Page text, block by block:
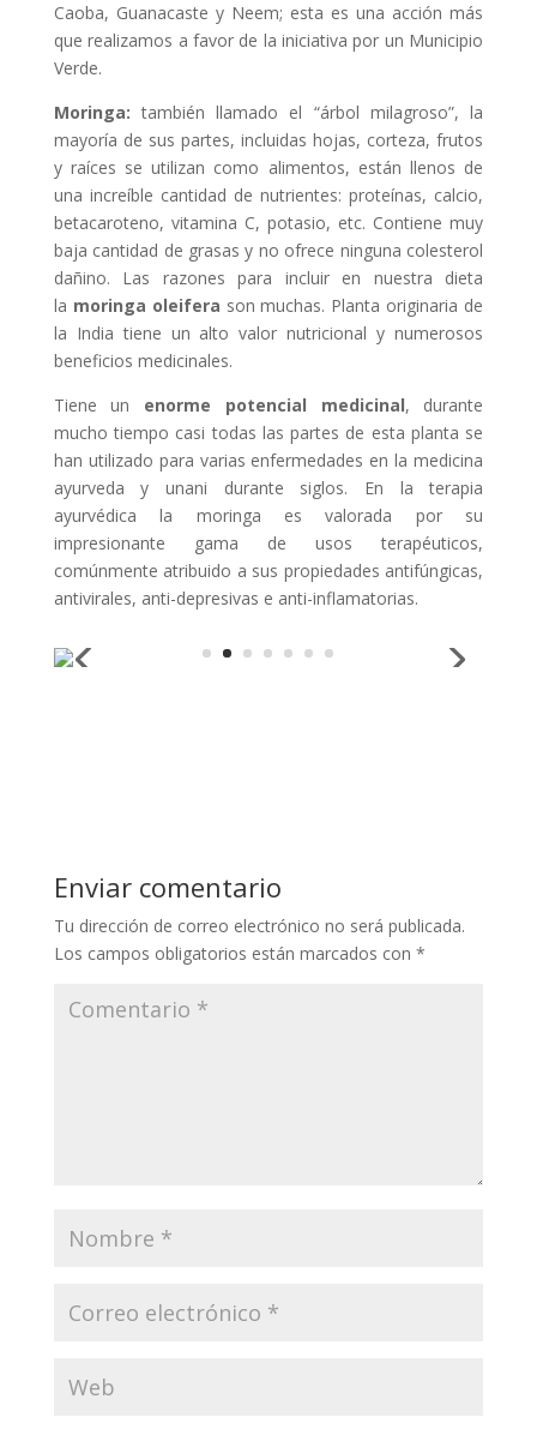
Caoba, Guanacaste y Neem; esta es una acción más
que realizamos a favor de la iniciativa por un Municipio
Verde.
Moringa: también llamado el “árbol milagroso”, la
mayoría de sus partes, incluidas hojas, corteza, frutos
y raíces se utilizan como alimentos, están llenos de
una increíble cantidad de nutrientes: proteínas, calcio,
betacaroteno, vitamina C, potasio, etc. Contiene muy
baja cantidad de grasas y no ofrece ninguna colesterol
dañino. Las razones para incluir en nuestra dieta
la moringa oleifera son muchas. Planta originaria de
la India tiene un alto valor nutricional y numerosos
beneficios medicinales.
Tiene un enorme potencial medicinal, durante
mucho tiempo casi todas las partes de esta planta se
han utilizado para varias enfermedades en la medicina
ayurveda y unani durante siglos. En la terapia
ayurvédica la moringa es valorada por su
impresionante gama de usos terapéuticos,
comúnmente atribuido a sus propiedades antifúngicas,
antivirales, anti-depresivas e anti-inflamatorias.
Enviar comentario
Tu dirección de correo electrónico no será publicada.
Los campos obligatorios están marcados con *